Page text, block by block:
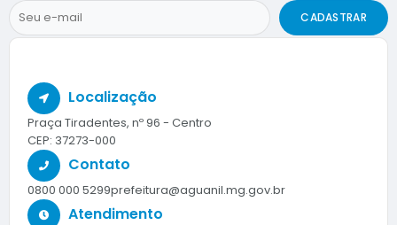
Localização
Praça Tiradentes, nº 96 - Centro
CEP: 37273-000
Contato
0800 000 5299prefeitura@aguanil.mg.gov.br
Atendimento
CADASTRAR